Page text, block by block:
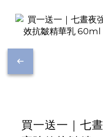
買一送一｜七晝